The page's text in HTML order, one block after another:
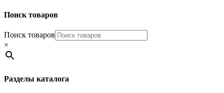
Поиск товаров
Поиск товаров
×
Разделы каталога